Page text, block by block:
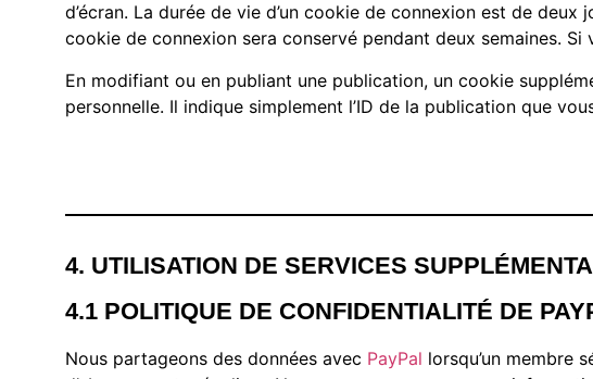
d’écran. La durée de vie d’un cookie de connexion est de deux
cookie de connexion sera conservé pendant deux semaines.
En modifiant ou en publiant une publication, un cookie
personnelle. Il indique simplement l’ID de la publication que
4. UTILISATION DE SERVICES
4.1 POLITIQUE DE CONFIDENTIALITÉ DE
Nous partageons des données avec PayPal lorsqu’un membre